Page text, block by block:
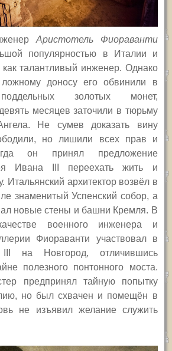
Аристотель Фиораванти
популярностью в Италии и
талантливый инженер. Однако
доносу его обвинили в
поддельных золотых монет,
месяцев заточили в тюрьму
Не сумев доказать вину
но лишили всех прав и
он принял предложение
Ивана III переехать жить и
Итальянский архитектор возвёл в
знаменитый Успенский собор, а
новые стены и башни Кремля. В
военного инженера и
Фиораванти участвовал в
на Новгород, отличившись
полезного понтонного моста.
предпринял тайную попытку
но был схвачен и помещён в
не изъявил желание служить